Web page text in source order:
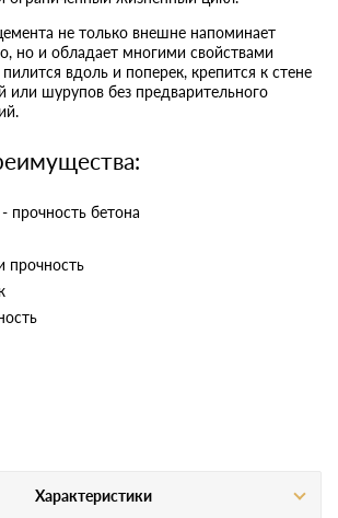
не только внешне напоминает
но и обладает многими свойствами
вдоль и поперек, крепится к стене
шурупов без предварительного
прочность бетона
прочность
Характеристики